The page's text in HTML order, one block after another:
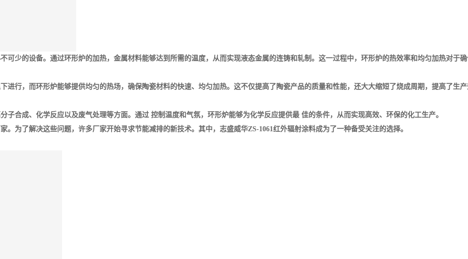
可少的设备。通过环形炉的加热，金属材料能够达到所需的温度，从而实现液态金属的连铸和轧制。这一过程中，环形炉的热效率和均匀加热对于
进行，而环形炉能够提供均匀的热场，确保陶瓷材料的快速、均匀加热。这不仅提高了陶瓷产品的质量和性能，还大大缩短了烧成周期，提高了生
子合成、化学反应以及废气处理等方面。通过 控制温度和气氛，环形炉能够为化学反应提供最 佳的条件，从而实现高效、环保的化工生产。
。为了解决这些问题，许多厂家开始寻求节能减排的新技术。其中，志盛威华ZS-1061红外辐射涂料成为了一种备受关注的选择。